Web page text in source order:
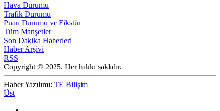
Hava Durumu
Trafik Durumu
Puan Durumu ve Fikstür
Tüm Manşetler
Son Dakika Haberleri
Haber Arşivi
RSS
Copyright © 2025. Her hakkı saklıdır.
Haber Yazılımı: TE Bilişim
Üst